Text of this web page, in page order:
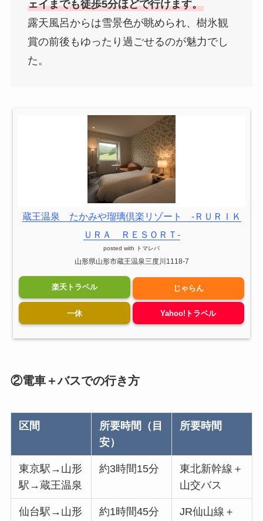
ェイまでも徒歩5分ほどで行けます。
露天風呂からは雪景色が眺められ、樹氷観
賞の前後もゆったり過ごせるのが魅力でし
た。
蔵王温泉 たかみや瑠璃倶楽リゾート ‐ＲＵＲＩＫ
ＵＲＡ ＲＥＳＯＲＴ‐
posted with トマレバ
山形県山形市蔵王温泉三度川1118-7
楽天トラベル じゃらん
一休 Yahoo!トラベル
②電車＋バスでの行き方
区間
所要時間（目
安）
所要時間
東京駅→山形
駅→蔵王温泉
約3時間15分
東北新幹線＋
山交バス
仙台駅→山形
約1時間45分
JR仙山線＋